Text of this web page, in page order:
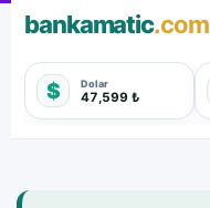
bankamatic.com
$ Dolar
47,599 ₺